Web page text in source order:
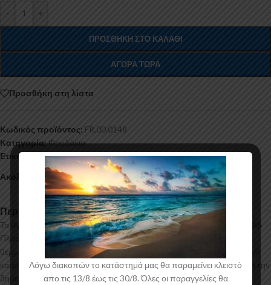
- +
ΠΡΟΣΘΉΚΗ ΣΤΟ ΚΑΛΆΘΙ
ΑΓΟΡΆ ΤΏΡΑ
Προσθήκη στη λίστα
Κωδικός προϊόντος: FR.00.0148
Κατηγορία:Φρυδάκια
Ετικέτα:
Motordrome
Ακολουθήστε:
Περιγραφή
Τα Φρυδάκια για το Ford Fiesta Mk7 Facelift κατασκευάζονται από ABS
Πλαστικό υψηλής ποιότητας και αισθητικής σε μηχανές
θερμοδιαμόρφωσης τελευταίας τεχνολογίας έχοντας άψογη εφαρμογή
και εύκολη τοποθέτηση. Το υλικό πλαστικού που χρησιμοποιείται για την
δημιουργία προϊόντων έρχεται σε Μαύρο Γυαλιστερό χρώμα και με
Λόγω διακοπών το κατάστημά μας θα παραμείνει κλειστό
απο τις 13/8 έως τις 30/8. Όλες οι παραγγελίες θα